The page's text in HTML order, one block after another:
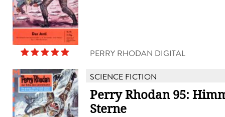
PERRY RHODAN DIGITAL
SCIENCE FICTION
Perry Rhodan 95:
Sterne